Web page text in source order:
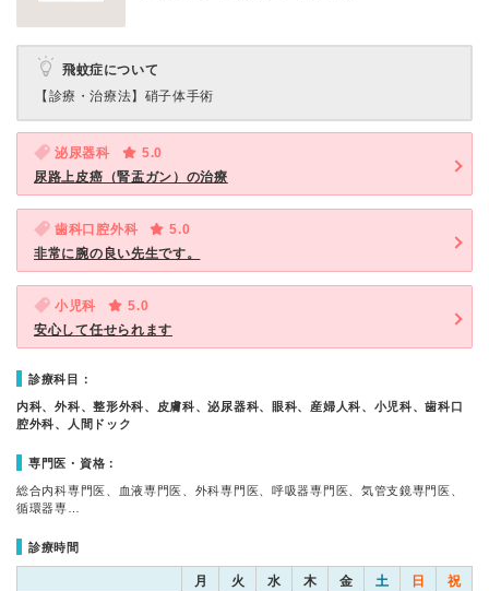
飛蚊症について
【診療・治療法】 硝子体手術
泌尿器科
5.0
尿路上皮癌（腎盂ガン）の治療
歯科口腔外科
5.0
非常に腕の良い先生です。
小児科
5.0
安心して任せられます
診療科目：
内科、外科、整形外科、皮膚科、泌尿器科、眼科、産婦人科、小児科、歯科口
腔外科、人間ドック
専門医・資格：
総合内科専門医、血液専門医、外科専門医、呼吸器専門医、気管支鏡専門医、
循環器専…
診療時間
月 火 水 木 金 土 日 祝